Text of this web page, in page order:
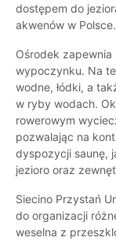
dostępem do
akwenów w Polsce.
Ośrodek
wypoczynku. Na
wodne, łódki, a
w ryby wodach.
rowerowym
pozwalając na
dyspozycji saunę,
jezioro oraz
Siecino Przystań
do organizacji
weselna z